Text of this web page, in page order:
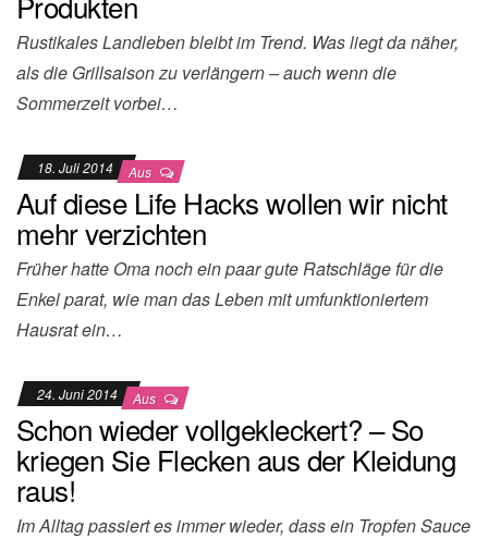
Rustikales Landleben bleibt im Trend. Was liegt da näher,
als die Grillsaison zu verlängern – auch wenn die
Sommerzeit vorbei…
18. Juli 2014 Aus
Auf diese Life Hacks wollen wir nicht
mehr verzichten
Früher hatte Oma noch ein paar gute Ratschläge für die
Enkel parat, wie man das Leben mit umfunktioniertem
Hausrat ein…
24. Juni 2014 Aus
Schon wieder vollgekleckert? – So
kriegen Sie Flecken aus der Kleidung
raus!
Im Alltag passiert es immer wieder, dass ein Tropfen Sauce